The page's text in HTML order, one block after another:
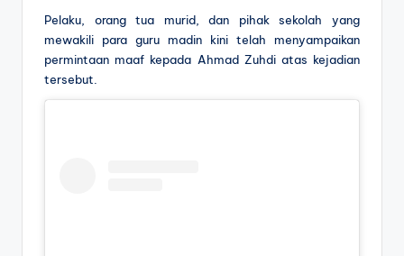
Pelaku, orang tua murid, dan pihak sekolah yang
mewakili para guru madin kini telah menyampaikan
permintaan maaf kepada Ahmad Zuhdi atas kejadian
tersebut.